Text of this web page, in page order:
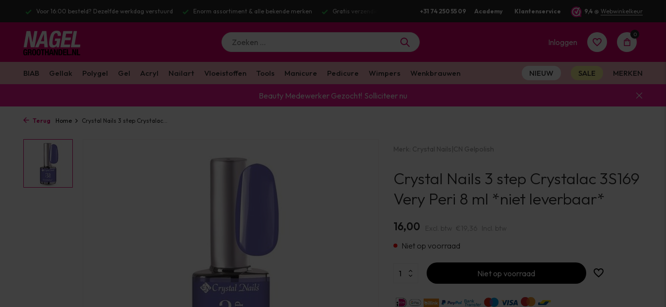
Enorm assortiment & alle bekende merken Gratis verzending v.a. €100 excl. BTW Voor 16:00 besteld? Dezelfde werkdag verstuurd+31 74 250 55 09 Academy Klantenservice 9,4 @ Webwinkelkeur
Inloggen
Account
aanmaken
0
BIAB Gellak Polygel Gel Acryl Nailart Vloeistoffen Tools Manicure Pedicure Wimpers Wenkbrauwen NIEUW SALE MERKEN
Beauty Medewerker Gezocht! Solliciteer nu
Terug Home Crystal Nails 3 step Crystalac...
Merk: Crystal Nails|CN Gelpolish
Crystal Nails 3 step Crystalac 3S169
Very Peri 8 ml *niet leverbaar*
16,00 Excl. btw €19,36 Incl. btw
Niet op voorraad
Niet op voorraad